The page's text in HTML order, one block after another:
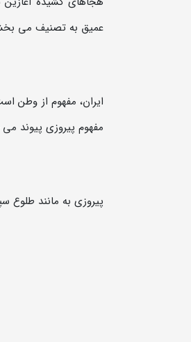
عمیق به تصنیف می بخشد
ایران، مفهوم از وطن
مفهوم پیروزی پیوند
پیروزی به مانند